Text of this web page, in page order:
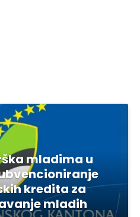
mladima u
kredita za
mladih